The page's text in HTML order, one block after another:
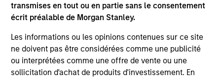
transmises en tout ou en partie sans le consentement
écrit préalable de Morgan Stanley.
Les informations ou les opinions contenues sur ce site
ne doivent pas être considérées comme une publicité
ou interprétées comme une offre de vente ou une
sollicitation d'achat de produits d'investissement. En
volatility and market risk. The real secret to long-term
investing success is not what you make, it’s what you
2